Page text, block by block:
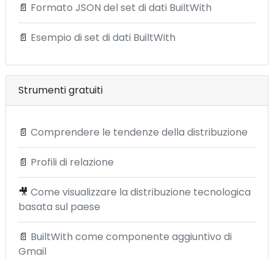
📄 Formato JSON del set di dati BuiltWith
📄 Esempio di set di dati BuiltWith
Strumenti gratuiti
📄 Comprendere le tendenze della distribuzione
📄 Profili di relazione
🎥 Come visualizzare la distribuzione tecnologica
basata sul paese
📄 BuiltWith come componente aggiuntivo di
Gmail